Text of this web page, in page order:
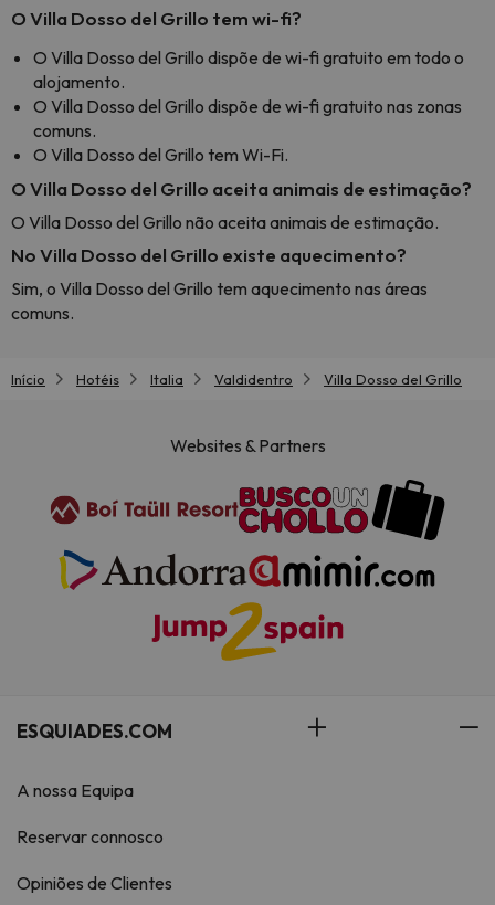
O Villa Dosso del Grillo tem wi-fi?
O Villa Dosso del Grillo dispõe de wi-fi gratuito em todo o
alojamento.
O Villa Dosso del Grillo dispõe de wi-fi gratuito nas zonas
comuns.
O Villa Dosso del Grillo tem Wi-Fi.
O Villa Dosso del Grillo aceita animais de estimação?
O Villa Dosso del Grillo não aceita animais de estimação.
No Villa Dosso del Grillo existe aquecimento?
Sim, o Villa Dosso del Grillo tem aquecimento nas áreas
comuns.
Início Hotéis Italia Valdidentro Villa Dosso del Grillo
Websites & Partners
ESQUIADES.COM
A nossa Equipa
Reservar connosco
Opiniões de Clientes